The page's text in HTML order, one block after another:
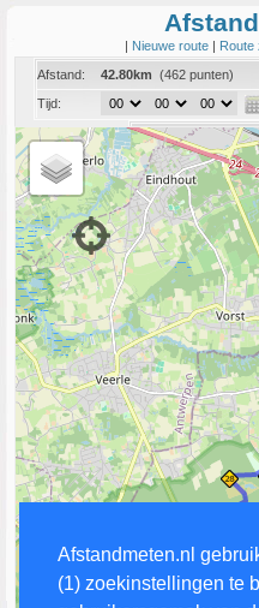
Afstandmeten.nl
(1) zoekinstellingen te
| Nieuwe route | Route
Afstand:
42.80km (462 punten)
Tijd:
Coord:
Info: Link naar deze